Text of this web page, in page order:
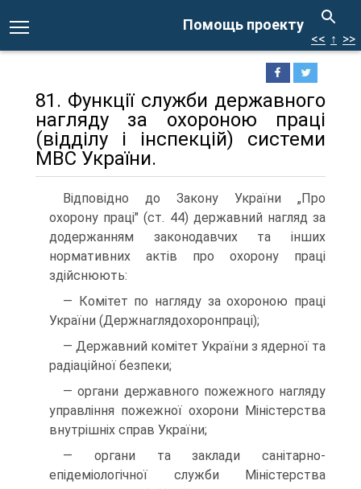
Помощь проекту
<< ↑ >>
81. Функції служби державного
нагляду за охороною праці
(відділу і інспекцій) системи
МВС України.
Відповідно до Закону України „Про
охорону праці" (ст. 44) державний нагляд за
додержанням законодавчих та інших
нормативних актів про охорону праці
здійснюють:
— Комітет по нагляду за охороною праці
України (Держнаглядохоронпраці);
— Державний комітет України з ядерної та
радіаційної безпеки;
— органи державного пожежного нагляду
управління пожежної охорони Міністерства
внутрішніх справ України;
— органи та заклади санітарно-
епідеміологічної служби Міністерства